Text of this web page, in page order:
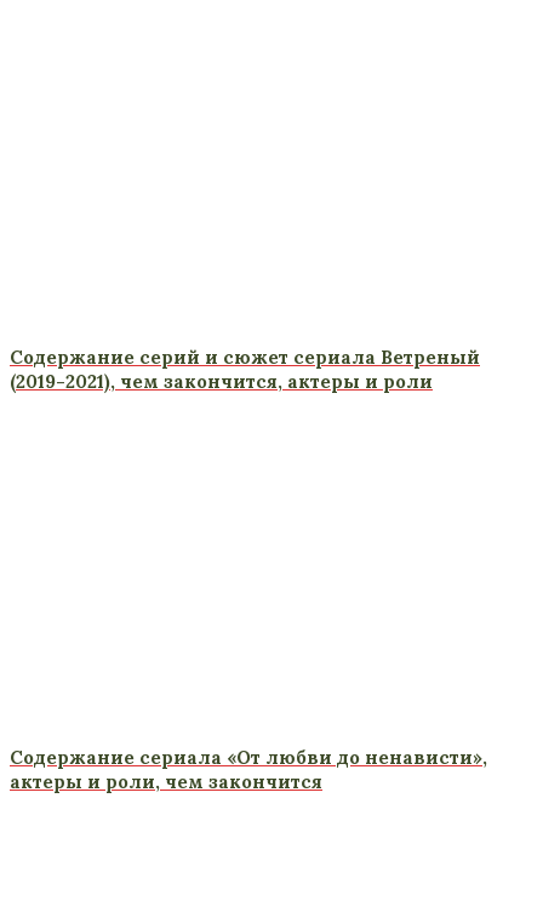
Содержание серий и сюжет сериала Ветреный
(2019-2021), чем закончится, актеры и роли
Содержание сериала «От любви до ненависти»,
актеры и роли, чем закончится